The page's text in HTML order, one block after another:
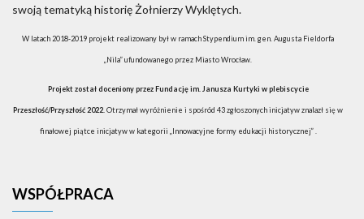
swoją tematyką historię Żołnierzy Wyklętych.
W latach 2018-2019 projekt realizowany był w ramach Stypendium im. gen. Augusta Fieldorfa
„Nila” ufundowanego przez Miasto Wrocław.
Projekt został doceniony przez Fundację im. Janusza Kurtyki w plebiscycie
Przeszłość/Przyszłość 2022. Otrzymał wyróżnienie i spośród 43 zgłoszonych inicjatyw znalazł się w
finałowej piątce inicjatyw w kategorii „Innowacyjne formy edukacji historycznej” .
WSPÓŁPRACA